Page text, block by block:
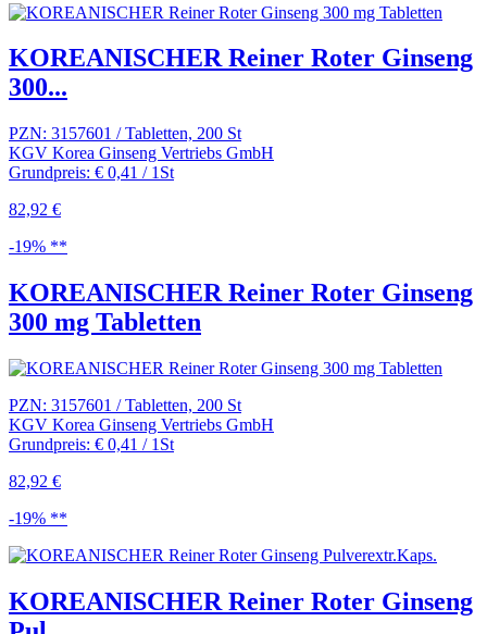
KOREANISCHER Reiner Roter Ginseng
300...
PZN: 3157601 / Tabletten, 200 St
KGV Korea Ginseng Vertriebs GmbH
Grundpreis: € 0,41 / 1St
82,92 €
-19% **
KOREANISCHER Reiner Roter Ginseng
300 mg Tabletten
PZN: 3157601 / Tabletten, 200 St
KGV Korea Ginseng Vertriebs GmbH
Grundpreis: € 0,41 / 1St
82,92 €
-19% **
KOREANISCHER Reiner Roter Ginseng